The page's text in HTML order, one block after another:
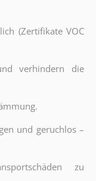
(Zertifikate VOC
verhindern die
und geruchlos –
zu